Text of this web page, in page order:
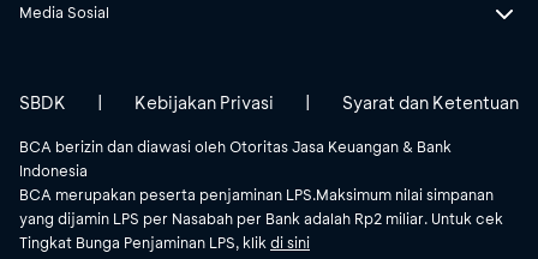
Media Sosial
BCA berizin dan diawasi oleh Otoritas Jasa Keuangan & Bank
Indonesia
BCA merupakan peserta penjaminan LPS.Maksimum nilai simpanan
yang dijamin LPS per Nasabah per Bank adalah Rp2 miliar. Untuk cek
Tingkat Bunga Penjaminan LPS, klik di sini
SBDK | Kebijakan Privasi | Syarat dan Ketentuan